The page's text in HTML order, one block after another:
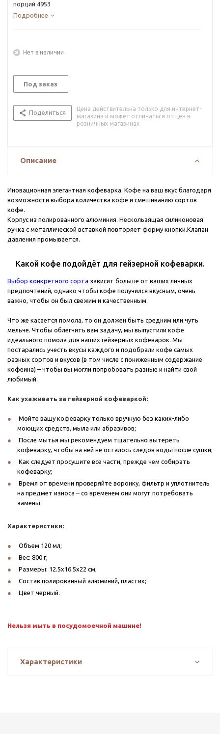
порций 4953
Подробнее
Нет в наличии
Под заказ
Поделиться
Цена действительна только для интернет-
магазина и может отличаться от цен в
розничных магазинах
Описание
Иновационная элегантная кофеварка. Кофе на ваш вкус благодаря
возможности выбора количества кофе и смешиванию сортов
кофе.
Корпус из полированного алюминия. Нескользящая силиконовая
ручка с металлической вставкой повторяет форму кнопки.Клапан
давления промывается.
Какой кофе подойдёт для гейзерной кофеварки.
Выбор конкретного сорта зависит больше от ваших личных
предпочтений, однако чтобы кофе получился вкусным, очень
важно, чтобы он был свежим и качественным.
Что же касается помола, то он должен быть средним или чуть
мельче. Чтобы облегчить вам задачу, мы выпустили кофе
идеального помола для наших гейзерных кофеварок. Мы
постарались учесть вкусы каждого и подобрали кофе самых
разных сортов и вкусов (в том числе с пониженным содержание
кофеина) – чтобы вы могли попробовать разные и найти свой
любимый.
Как ухаживать за гейзерной кофеваркой:
Мойте вашу кофеварку только вручную без каких-либо
моющих средств, мыла или абразивов;
После мытья мы рекомендуем тщательно вытереть
кофеварку, чтобы на ней не осталось следов воды после сушки;
Как следует просушите все части, прежде чем собирать
кофеварку;
Время от времени проверяйте воронку, фильтр и уплотнитель
на предмет износа – со временем они могут потребовать
замены
Характеристики:
Объем 120 мл;
Вес: 800 г;
Размеры: 12.5х16.5x22 см;
Состав полированный алюминий, пластик;
Цвет черный.
Нельзя мыть в посудомоечной машине!
Характеристики